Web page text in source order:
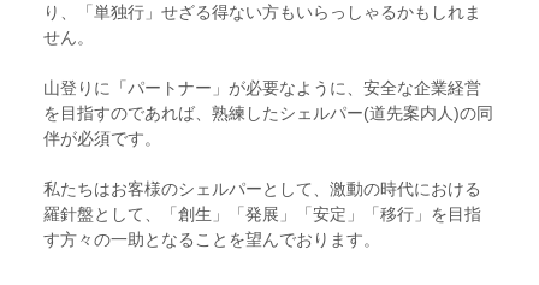
り、「単独行」せざる得ない方もいらっしゃるかもしれま
せん。
山登りに「パートナー」が必要なように、安全な企業経営
を目指すのであれば、熟練したシェルパー(道先案内人)の同
伴が必須です。
私たちはお客様のシェルパーとして、激動の時代における
羅針盤として、「創生」「発展」「安定」「移行」を目指
す方々の一助となることを望んでおります。